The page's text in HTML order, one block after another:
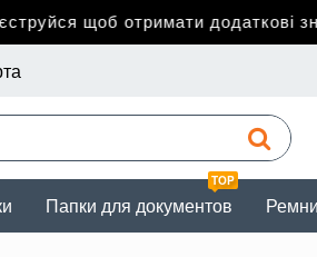
щоб отримати додаткові
TOP
Папки для документов Ремни